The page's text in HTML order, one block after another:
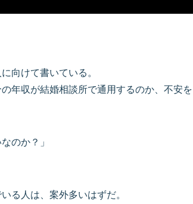
向けて書いている。
年収が結婚相談所で通用するのか、不安を
のか？」
る人は、案外多いはずだ。